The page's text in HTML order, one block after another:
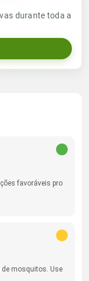
do ar
do ar
h
durante toda a
favoráveis pro
de mosquitos. Use